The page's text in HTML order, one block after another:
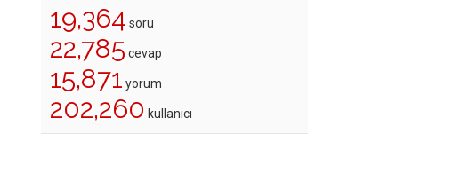
19,364 soru
22,785 cevap
15,871 yorum
202,260 kullanıcı